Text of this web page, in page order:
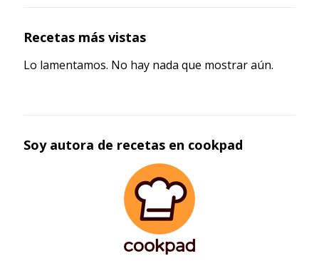
Recetas más vistas
Lo lamentamos. No hay nada que mostrar aún.
Soy autora de recetas en cookpad